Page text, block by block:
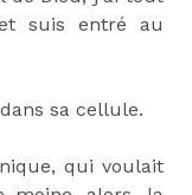
suis entré au
sa cellule.
qui voulait